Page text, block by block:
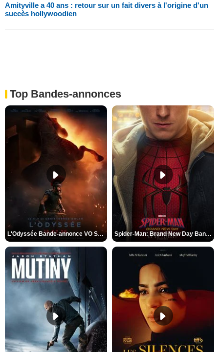
Amityville a 40 ans : retour sur un fait divers à l'origine d'un
succès hollywoodien
Top Bandes-annonces
L'Odyssée Bande-annonce VO STFR Spider-Man: Brand New Day Bande-annonce VO STFR